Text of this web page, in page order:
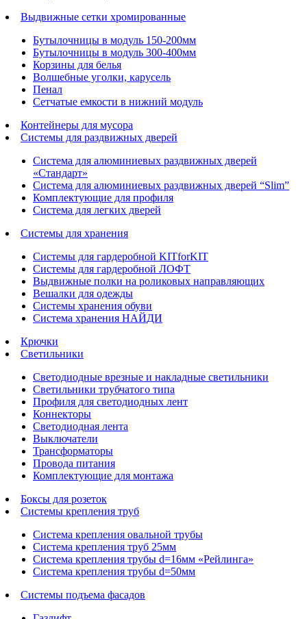
Выдвижные сетки хромированные
Бутылочницы в модуль 150-200мм
Бутылочницы в модуль 300-400мм
Корзины для белья
Волшебные уголки, карусель
Пенал
Cетчатые емкости в нижний модуль
Контейнеры для мусора
Системы для раздвижных дверей
Система для алюминиевых раздвижных дверей
«Стандарт»
Система для алюминиевых раздвижных дверей “Slim”
Комплектующие для профиля
Система для легких дверей
Системы для хранения
Системы для гардеробной KITforKIT
Системы для гардеробной ЛОФТ
Выдвижные полки на роликовых направляющих
Вешалки для одежды
Системы хранения обуви
Система хранения НАЙДИ
Крючки
Светильники
Светодиодные врезные и накладные светильники
Светильники трубчатого типа
Профиля для светодиодных лент
Коннекторы
Светодиодная лента
Выключатели
Трансформаторы
Провода питания
Комплектующие для монтажа
Боксы для розеток
Системы крепления труб
Система крепления овальной трубы
Система крепления труб 25мм
Система крепления трубы d=16мм «Рейлинга»
Система крепления трубы d=50мм
Системы подъема фасадов